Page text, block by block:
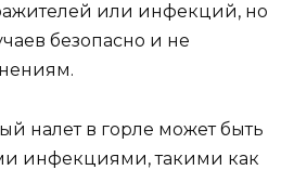
или инфекций, но
безопасно и не
налет в горле может быть
инфекциями, такими как